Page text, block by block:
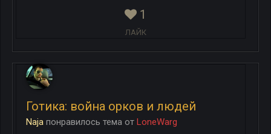
1
ЛАЙК
Готика: война орков и людей
Naja понравилось тема от LoneWarg